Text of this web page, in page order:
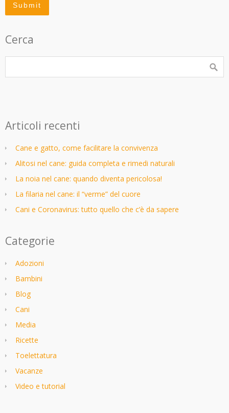
Cerca
Articoli recenti
Cane e gatto, come facilitare la convivenza
Alitosi nel cane: guida completa e rimedi naturali
La noia nel cane: quando diventa pericolosa!
La filaria nel cane: il “verme” del cuore
Cani e Coronavirus: tutto quello che c’è da sapere
Categorie
Adozioni
Bambini
Blog
Cani
Media
Ricette
Toelettatura
Vacanze
Video e tutorial